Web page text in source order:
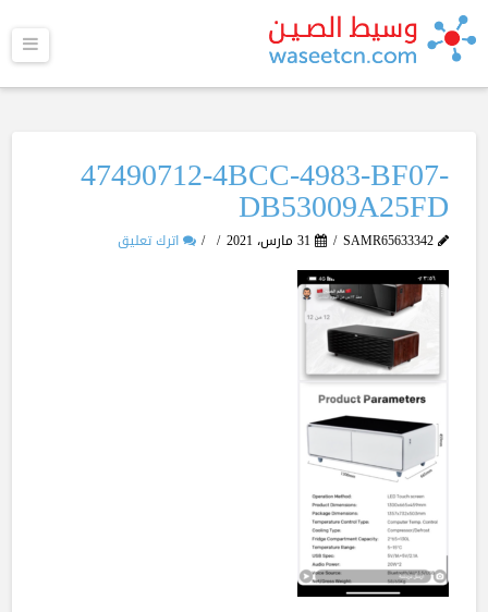
47490712-4BCC-4983-BF07-
DB53009A25FD
SAMR65633342 31 مارس، 2021 اترك تعليق